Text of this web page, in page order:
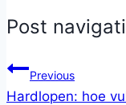
Post
Previous
Hardlopen: hoe